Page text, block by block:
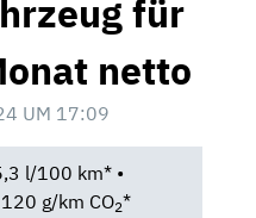
für
netto
UM 17:09
l/100 km* •
g/km CO2*